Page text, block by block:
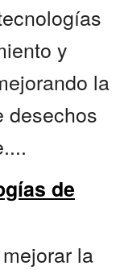
y
la
desechos
de
la